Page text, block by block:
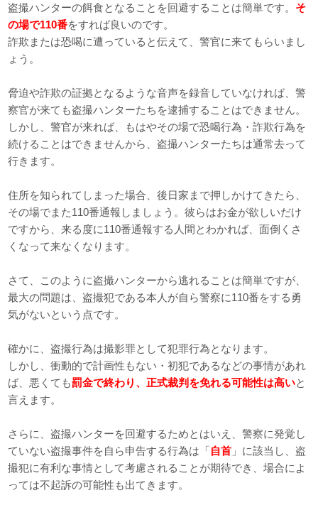
盗撮ハンターの餌食となることを回避することは簡単です。 そ
の場で110番をすれば良いのです。
詐欺または恐喝に遭っていると伝えて、警官に来てもらいまし
ょう。
脅迫や詐欺の証拠となるような音声を録音していなければ、警
察官が来ても盗撮ハンターたちを逮捕することはできません。
しかし、警官が来れば、もはやその場で恐喝行為・詐欺行為を
続けることはできませんから、盗撮ハンターたちは通常去って
行きます。
住所を知られてしまった場合、後日家まで押しかけてきたら、
その場でまた110番通報しましょう。彼らはお金が欲しいだけ
ですから、来る度に110番通報する人間とわかれば、面倒くさ
くなって来なくなります。
さて、このように盗撮ハンターから逃れることは簡単ですが、
最大の問題は、盗撮犯である本人が自ら警察に110番をする勇
気がないという点です。
確かに、盗撮行為は撮影罪として犯罪行為となります。
しかし、衝動的で計画性もない・初犯であるなどの事情があれ
ば、悪くても罰金で終わり、正式裁判を免れる可能性は高いと
言えます。
さらに、盗撮ハンターを回避するためとはいえ、警察に発覚し
ていない盗撮事件を自ら申告する行為は「 自首 」に該当し、盗
撮犯に有利な事情として考慮されることが期待でき、場合によ
っては不起訴の可能性も出てきます。